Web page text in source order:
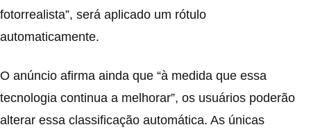
fotorrealista”, será aplicado um rótulo
automaticamente.
O anúncio afirma ainda que “à medida que essa
tecnologia continua a melhorar”, os usuários poderão
alterar essa classificação automática. As únicas